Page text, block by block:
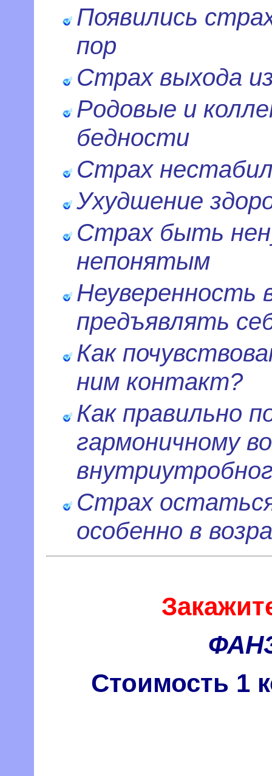
Появились
пор
Страх выхода
Родовые и
бедности
Страх
Ухудшение
Страх быть
непонятым
Неуверенность
предъявлять
Как
ним контакт?
Как правильно
гармоничному
Страх
особенно в
Стоимость 1